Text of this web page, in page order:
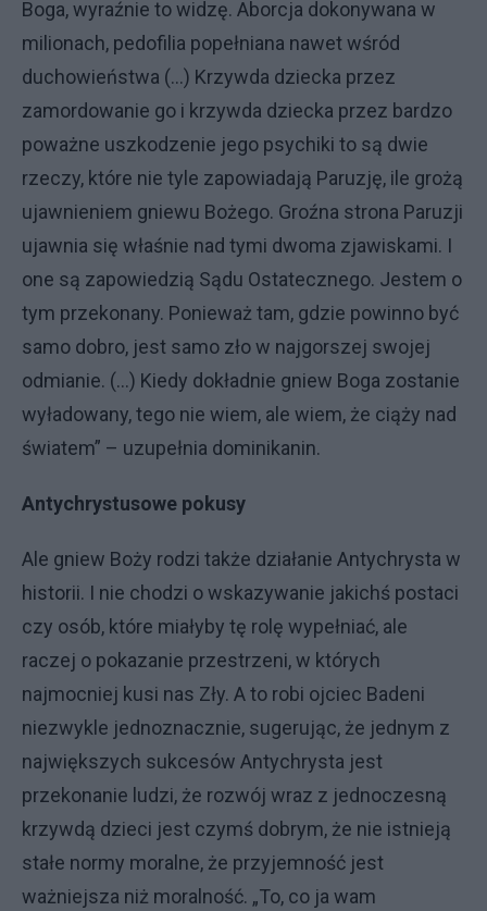
Boga, wyraźnie to widzę. Aborcja dokonywana w
milionach, pedofilia popełniana nawet wśród
duchowieństwa (…) Krzywda dziecka przez
zamordowanie go i krzywda dziecka przez bardzo
poważne uszkodzenie jego psychiki to są dwie
rzeczy, które nie tyle zapowiadają Paruzję, ile grożą
ujawnieniem gniewu Bożego. Groźna strona Paruzji
ujawnia się właśnie nad tymi dwoma zjawiskami. I
one są zapowiedzią Sądu Ostatecznego. Jestem o
tym przekonany. Ponieważ tam, gdzie powinno być
samo dobro, jest samo zło w najgorszej swojej
odmianie. (…) Kiedy dokładnie gniew Boga zostanie
wyładowany, tego nie wiem, ale wiem, że ciąży nad
światem” – uzupełnia dominikanin.
Antychrystusowe pokusy
Ale gniew Boży rodzi także działanie Antychrysta w
historii. I nie chodzi o wskazywanie jakichś postaci
czy osób, które miałyby tę rolę wypełniać, ale
raczej o pokazanie przestrzeni, w których
najmocniej kusi nas Zły. A to robi ojciec Badeni
niezwykle jednoznacznie, sugerując, że jednym z
największych sukcesów Antychrysta jest
przekonanie ludzi, że rozwój wraz z jednoczesną
krzywdą dzieci jest czymś dobrym, że nie istnieją
stałe normy moralne, że przyjemność jest
ważniejsza niż moralność. „To, co ja wam